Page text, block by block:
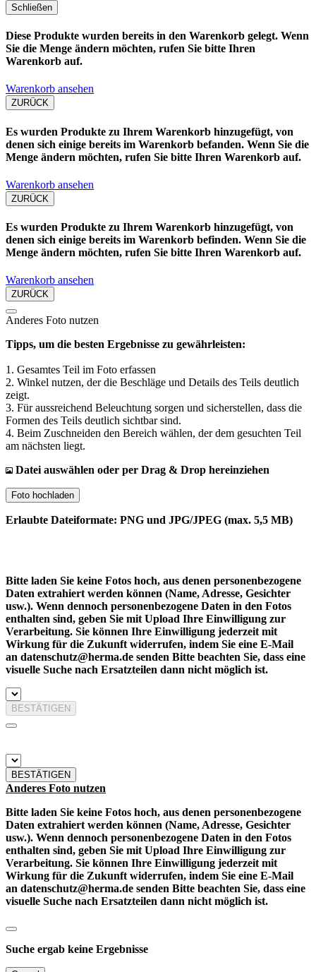
Schließen
Diese Produkte wurden bereits in den Warenkorb gelegt. Wenn
Sie die Menge ändern möchten, rufen Sie bitte Ihren
Warenkorb auf.
Warenkorb ansehen
ZURÜCK
Es wurden Produkte zu Ihrem Warenkorb hinzugefügt, von
denen sich einige bereits im Warenkorb befanden. Wenn Sie die
Menge ändern möchten, rufen Sie bitte Ihren Warenkorb auf.
Warenkorb ansehen
ZURÜCK
Es wurden Produkte zu Ihrem Warenkorb hinzugefügt, von
denen sich einige bereits im Warenkorb befinden. Wenn Sie die
Menge ändern möchten, rufen Sie bitte Ihren Warenkorb auf.
Warenkorb ansehen
ZURÜCK
Anderes Foto nutzen
Tipps, um die besten Ergebnisse zu gewährleisten:
1. Gesamtes Teil im Foto erfassen
2. Winkel nutzen, der die Beschläge und Details des Teils deutlich
zeigt.
3. Für aussreichend Beleuchtung sorgen und sicherstellen, dass die
Formen des Teils deutlich sichtbar sind.
4. Beim Zuschneiden den Bereich wählen, der dem gesuchten Teil
am nächsten liegt.
Datei auswählen oder per Drag & Drop hereinziehen
Foto hochladen
Erlaubte Dateiformate: PNG und JPG/JPEG (max. 5,5 MB)
Bitte laden Sie keine Fotos hoch, aus denen personenbezogene
Daten extrahiert werden können (Name, Adresse, Gesichter
usw.). Wenn dennoch personenbezogene Daten in den Fotos
enthalten sind, geben Sie mit Upload Ihre Einwilligung zur
Verarbeitung. Sie können Ihre Einwilligung jederzeit mit
Wirkung für die Zukunft widerrufen, indem Sie eine E-Mail
an datenschutz@herma.de senden Bitte beachten Sie, dass eine
visuelle Suche nach Ersatzteilen dann nicht möglich ist.
BESTÄTIGEN
BESTÄTIGEN
Anderes Foto nutzen
Bitte laden Sie keine Fotos hoch, aus denen personenbezogene
Daten extrahiert werden können (Name, Adresse, Gesichter
usw.). Wenn dennoch personenbezogene Daten in den Fotos
enthalten sind, geben Sie mit Upload Ihre Einwilligung zur
Verarbeitung. Sie können Ihre Einwilligung jederzeit mit
Wirkung für die Zukunft widerrufen, indem Sie eine E-Mail
an datenschutz@herma.de senden Bitte beachten Sie, dass eine
visuelle Suche nach Ersatzteilen dann nicht möglich ist.
Suche ergab keine Ergebnisse